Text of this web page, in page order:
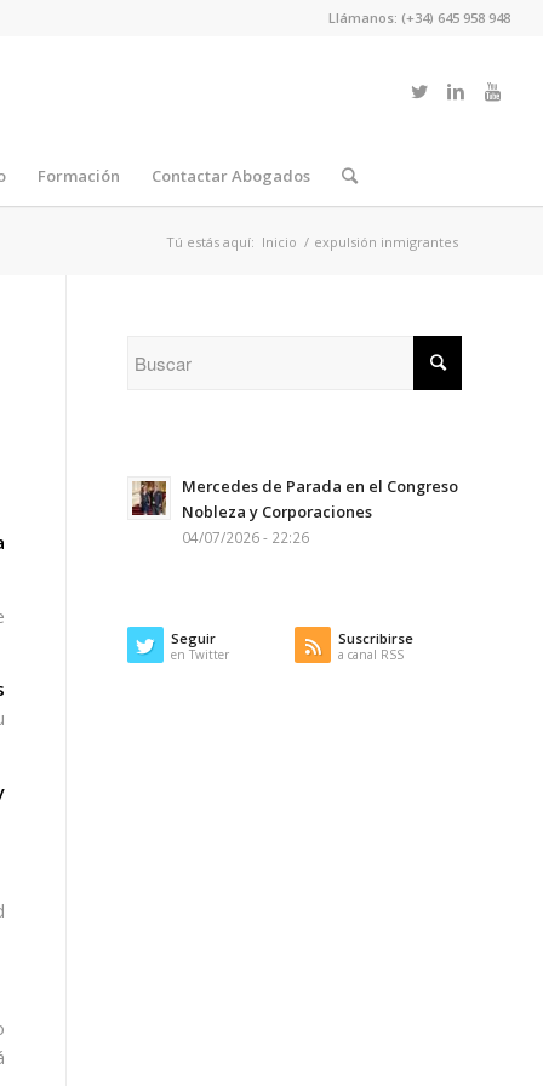
Llámanos: (+34) 645 958 948
Formación Contactar Abogados
Tú estás aquí: Inicio / expulsión inmigrantes
Mercedes de Parada en el Congreso
Nobleza y Corporaciones
04/07/2026 - 22:26
Seguir
en Twitter
Suscribirse
a canal RSS